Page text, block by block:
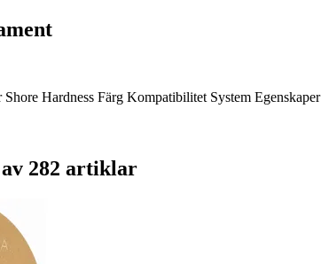
Shore Hardness Färg Kompatibilitet System Egenskaper
282 artiklar